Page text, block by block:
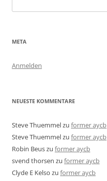
nach:
META
Anmelden
NEUESTE KOMMENTARE
Steve Thuemmelzu former aycb
Steve Thuemmelzu former aycb
Robin Beuszu former aycb
svend thorsen zu former aycb
Clyde E Kelso zu former aycb